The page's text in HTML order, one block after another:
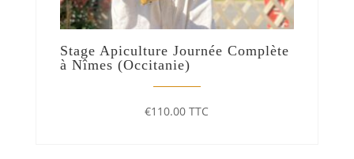
Stage Apiculture Journée Complète
à Nîmes (Occitanie)
€110.00 TTC